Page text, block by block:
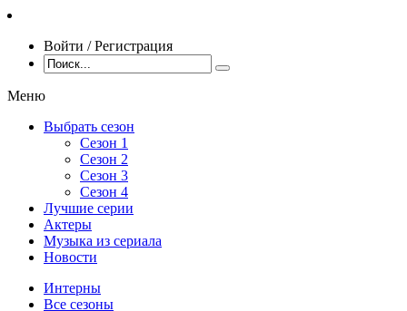
Войти / Регистрация
Меню
Выбрать сезон
Сезон 1
Сезон 2
Сезон 3
Сезон 4
Лучшие серии
Актеры
Музыка из сериала
Новости
Интерны
Все сезоны